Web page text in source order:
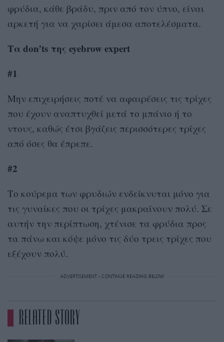
φρύδια, κάθε βράδυ, πριν από τον ύπνο, είναι
αρκετή για να χαρίσει άμεσα αποτελέσματα.
Ταdon’ts της eyebrow expert
#1
Μην επιχειρήσεις ποτέ να αφαιρέσεις τις τρίχες
που έχουν αναπτυχθεί μετά το μπάνιο ή το
ντους, καθώς έτσι βγάζεις περισσότερες τρίχες
από όσες θα έπρεπε.
#2
Το κούρεμα των φρυδιών ενδείκνυται μόνο για
τις γυναίκες που οι τρίχες μακραίνουν πολύ. Σε
αυτήν την περίπτωση, χτένισε τα φρύδια προς
τα πάνω και κόψε μόνο τις δύο τρεις τρίχες που
εξέχουν πολύ.
ADVERTISEMENT - CONTINUE READING BELOW
RELATED STORY